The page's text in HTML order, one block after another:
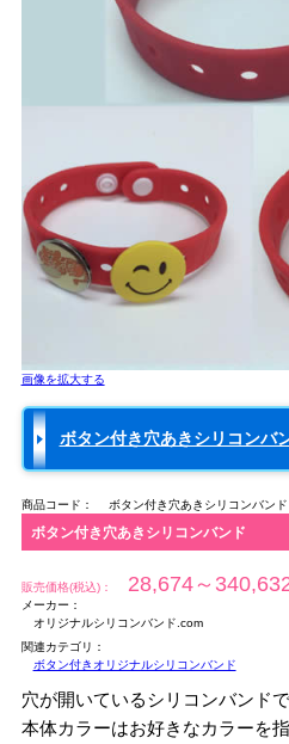
画像を拡大する
ボタン付き穴あきシリコンバ
商品コード： ボタン付き穴あきシリコンバンド
ボタン付き穴あきシリコンバンド
販売価格(税込)： 28,674～
メーカー：
オリジナルシリコンバンド.com
関連カテゴリ：
ボタン付きオリジナルシリコンバンド
穴が開いているシリコンバンドで
本体カラーはお好きなカラーを指